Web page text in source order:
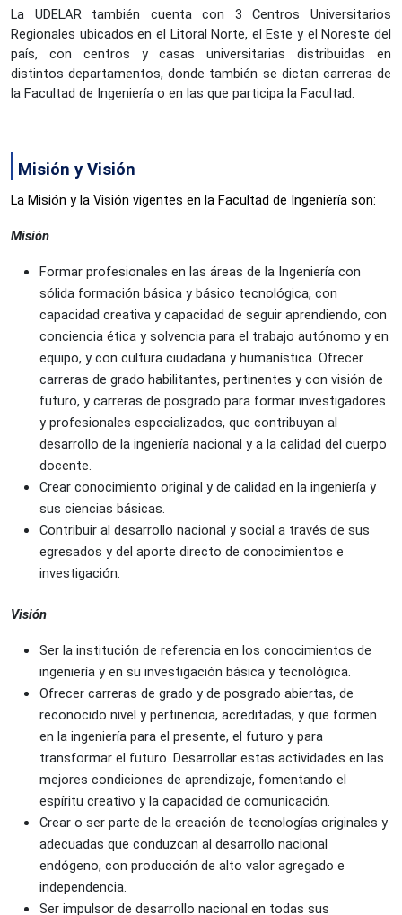
La UDELAR también cuenta con 3 Centros Universitarios
Regionales ubicados en el Litoral Norte, el Este y el Noreste del
país, con centros y casas universitarias distribuidas en
distintos departamentos, donde también se dictan carreras de
la Facultad de Ingeniería o en las que participa la Facultad.
Misión y Visión
La Misión y la Visión vigentes en la Facultad de Ingeniería son:
Misión
Formar profesionales en las áreas de la Ingeniería con
sólida formación básica y básico tecnológica, con
capacidad creativa y capacidad de seguir aprendiendo, con
conciencia ética y solvencia para el trabajo autónomo y en
equipo, y con cultura ciudadana y humanística. Ofrecer
carreras de grado habilitantes, pertinentes y con visión de
futuro, y carreras de posgrado para formar investigadores
y profesionales especializados, que contribuyan al
desarrollo de la ingeniería nacional y a la calidad del cuerpo
docente.
Crear conocimiento original y de calidad en la ingeniería y
sus ciencias básicas.
Contribuir al desarrollo nacional y social a través de sus
egresados y del aporte directo de conocimientos e
investigación.
Visión
Ser la institución de referencia en los conocimientos de
ingeniería y en su investigación básica y tecnológica.
Ofrecer carreras de grado y de posgrado abiertas, de
reconocido nivel y pertinencia, acreditadas, y que formen
en la ingeniería para el presente, el futuro y para
transformar el futuro. Desarrollar estas actividades en las
mejores condiciones de aprendizaje, fomentando el
espíritu creativo y la capacidad de comunicación.
Crear o ser parte de la creación de tecnologías originales y
adecuadas que conduzcan al desarrollo nacional
endógeno, con producción de alto valor agregado e
independencia.
Ser impulsor de desarrollo nacional en todas sus